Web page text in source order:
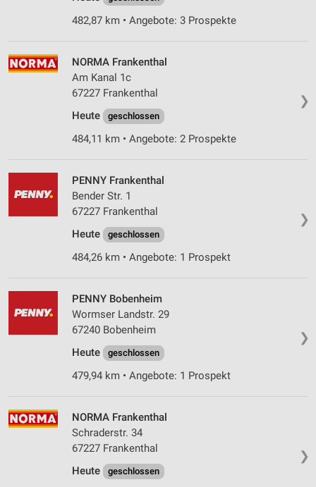
482,87 km • Angebote: 3 Prospekte
❯
NORMA Frankenthal
Am Kanal 1c
67227 Frankenthal
Heute
geschlossen
484,11 km • Angebote: 2 Prospekte
❯
PENNY Frankenthal
Bender Str. 1
67227 Frankenthal
Heute
geschlossen
484,26 km • Angebote: 1 Prospekt
❯
PENNY Bobenheim
Wormser Landstr. 29
67240 Bobenheim
Heute
geschlossen
479,94 km • Angebote: 1 Prospekt
❯
NORMA Frankenthal
Schraderstr. 34
67227 Frankenthal
Heute
geschlossen